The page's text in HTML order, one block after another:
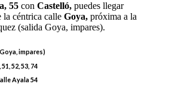
55 con Castelló, puedes llegar
la céntrica calle Goya, próxima a la
(salida Goya, impares).
impares)
51, 52, 53, 74
Ayala 54